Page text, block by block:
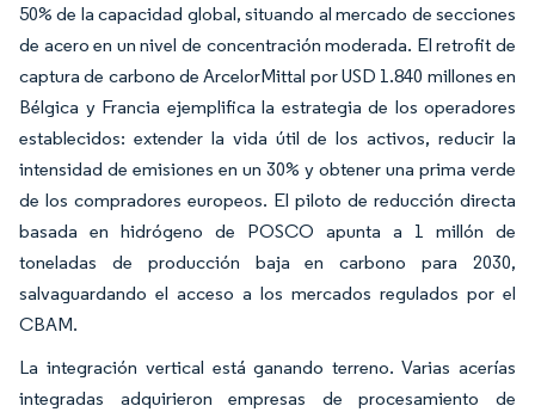
50% de la capacidad global, situando al mercado de secciones
de acero en un nivel de concentración moderada. El retrofit de
captura de carbono de ArcelorMittal por USD 1.840 millones en
Bélgica y Francia ejemplifica la estrategia de los operadores
establecidos: extender la vida útil de los activos, reducir la
intensidad de emisiones en un 30% y obtener una prima verde
de los compradores europeos. El piloto de reducción directa
basada en hidrógeno de POSCO apunta a 1 millón de
toneladas de producción baja en carbono para 2030,
salvaguardando el acceso a los mercados regulados por el
CBAM.
La integración vertical está ganando terreno. Varias acerías
integradas adquirieron empresas de procesamiento de